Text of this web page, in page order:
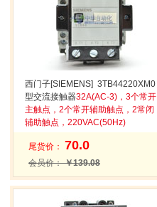
西门子[SIEMENS] 3TB44220XM0
型交流接触器32A(AC-3)，3个常开
主触点，2个常开辅助触点，2常闭
辅助触点，220VAC(50Hz)
尾货价： 70.0
会员价：￥139.08